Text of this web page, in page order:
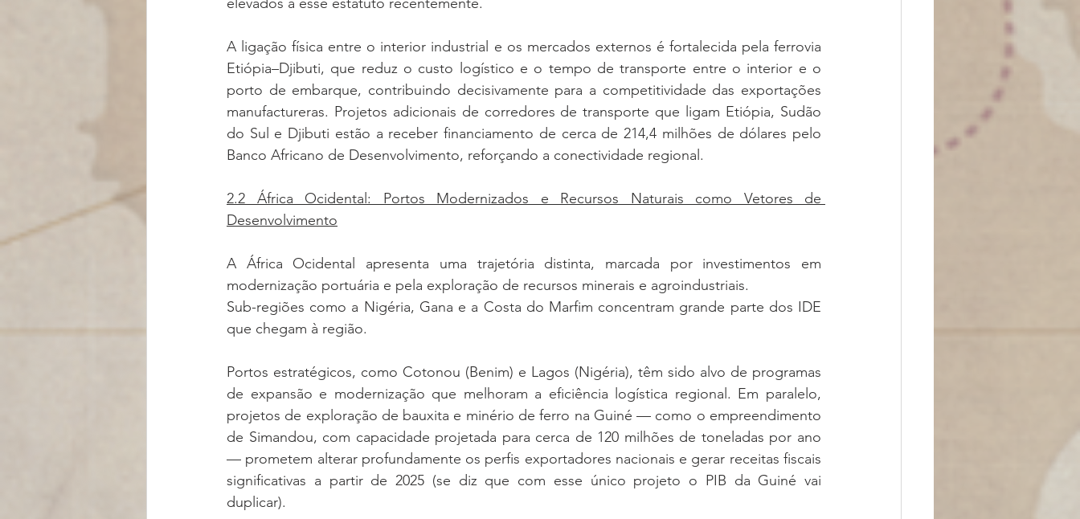
A ligação física entre o interior industrial e os mercados externos é fortalecida pela ferrovia
Etiópia–Djibuti, que reduz o custo logístico e o tempo de transporte entre o interior e o
porto de embarque, contribuindo decisivamente para a competitividade das exportações
manufactureras. Projetos adicionais de corredores de transporte que ligam Etiópia, Sudão
do Sul e Djibuti estão a receber financiamento de cerca de 214,4 milhões de dólares pelo
Banco Africano de Desenvolvimento, reforçando a conectividade regional.
2.2 África Ocidental: Portos Modernizados e Recursos Naturais como Vetores de
Desenvolvimento
A África Ocidental apresenta uma trajetória distinta, marcada por investimentos em
modernização portuária e pela exploração de recursos minerais e agroindustriais.
Sub-regiões como a Nigéria, Gana e a Costa do Marfim concentram grande parte dos IDE
que chegam à região.
Portos estratégicos, como Cotonou (Benim) e Lagos (Nigéria), têm sido alvo de programas
de expansão e modernização que melhoram a eficiência logística regional. Em paralelo,
projetos de exploração de bauxita e minério de ferro na Guiné — como o empreendimento
de Simandou, com capacidade projetada para cerca de 120 milhões de toneladas por ano
— prometem alterar profundamente os perfis exportadores nacionais e gerar receitas fiscais
significativas a partir de 2025 (se diz que com esse único projeto o PIB da Guiné vai
duplicar).